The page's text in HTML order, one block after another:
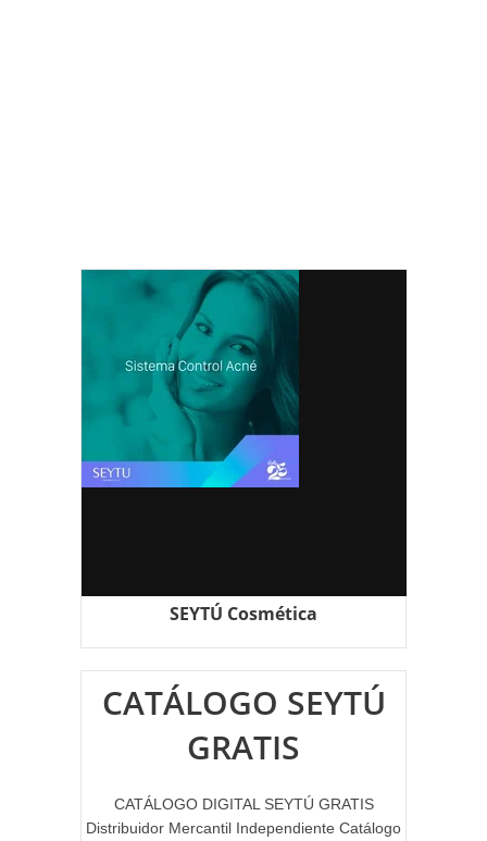
SEYTÚ Cosmética
CATÁLOGO SEYTÚ
GRATIS
CATÁLOGO DIGITAL SEYTÚ GRATIS
Distribuidor Mercantil Independiente Catálogo